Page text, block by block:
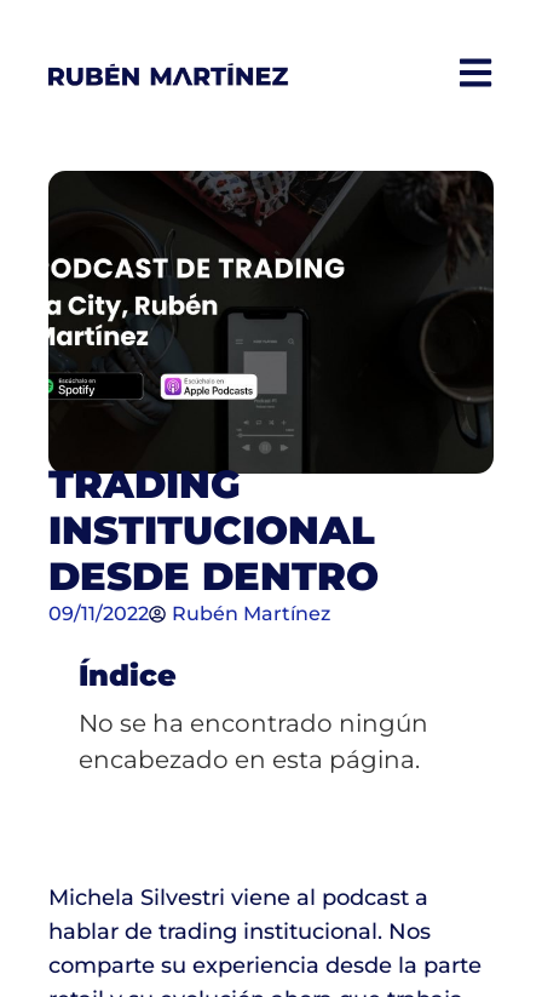
TRADING
INSTITUCIONAL
DESDE DENTRO
09/11/2022 Rubén Martínez
Índice
No se ha encontrado ningún
encabezado en esta página.
Michela Silvestri viene al podcast a
hablar de trading institucional. Nos
comparte su experiencia desde la parte